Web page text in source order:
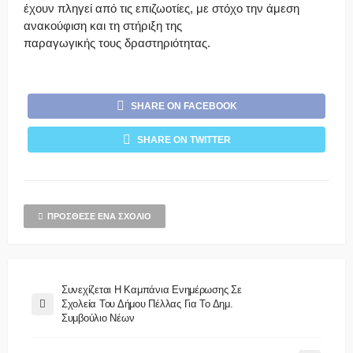
έχουν πληγεί από τις επιζωοτίες, με στόχο την άμεση
ανακούφιση και τη στήριξη της
παραγωγικής τους δραστηριότητας.
SHARE ON FACEBOOK
SHARE ON TWITTER
ΠΡΌΣΘΕΣΕ ΈΝΑ ΣΧΌΛΙΟ
Συνεχίζεται Η Καμπάνια Ενημέρωσης Σε
Σχολεία Του Δήμου Πέλλας Για Το Δημ.
Συμβούλιο Νέων